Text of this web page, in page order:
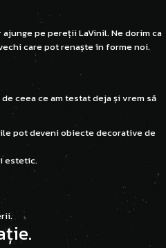
pe pereții LaVinil. Ne dorim ca
care pot renaște în forme noi.
ceea ce am testat deja și vrem să
pot deveni obiecte decorative de
estetic.